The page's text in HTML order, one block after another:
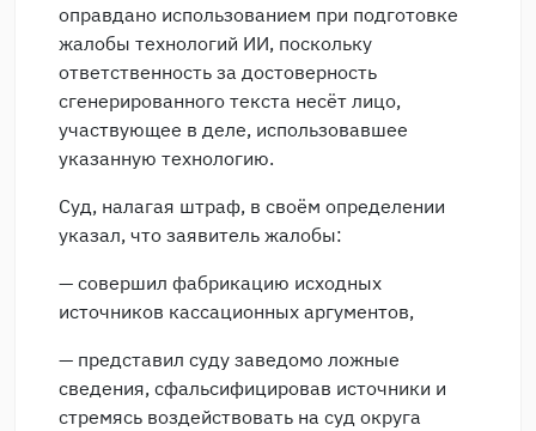
оправдано использованием при подготовке
жалобы технологий ИИ, поскольку
ответственность за достоверность
сгенерированного текста несёт лицо,
участвующее в деле, использовавшее
указанную технологию.
Суд, налагая штраф, в своём определении
указал, что заявитель жалобы:
— совершил фабрикацию исходных
источников кассационных аргументов,
— представил суду заведомо ложные
сведения, сфальсифицировав источники и
стремясь воздействовать на суд округа